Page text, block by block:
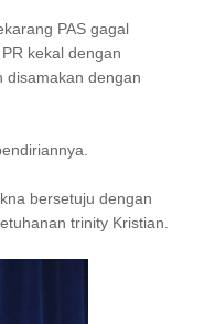
PAS gagal
kekal dengan
disamakan dengan
bersetuju dengan
trinity Kristian.